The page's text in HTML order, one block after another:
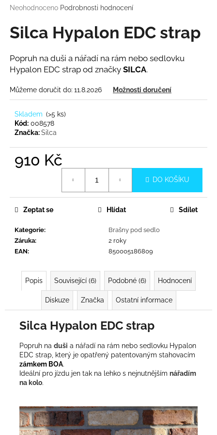
Průměrné
produktu
je
5
hvězdiček.
Neohodnoceno Podrobnosti hodnocení
Silca Hypalon EDC strap
Popruh na duši a nářadí na rám nebo sedlovku
Hypalon EDC strap od značky SILCA.
Můžeme doručit do: 11.8.2026 Možnosti doručení
Skladem (>5 ks)
Kód: 008578
Značka:Silca
910 Kč
DO KOŠÍKU
Kategorie:
Brašny pod sedlo
Záruka:
2 roky
EAN: 850005186809
Zeptat se Hlídat Sdílet
Popis Související (6) Podobné (6) Hodnocení
Diskuze Značka Ostatní informace
Silca Hypalon EDC strap
Popruh na duši a nářadí na rám nebo sedlovku Hypalon
EDC strap, který je opatřený patentovaným stahovacím
zámkem BOA.
Ideální pro jízdu jen tak na lehko s nejnutnějším nářadím
na kolo.
a
j
í
?
HLEDAT
D
o
r
u
u
e